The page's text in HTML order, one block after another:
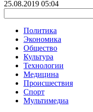
25.08.2019 05:04
Политика
Экономика
Общество
Культура
Технологии
Медицина
Происшествия
Спорт
Мультимедиа